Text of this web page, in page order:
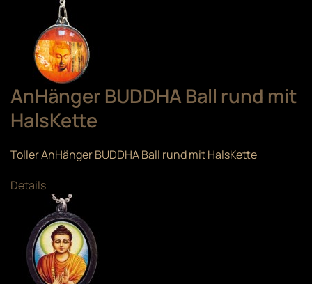
AnHänger BUDDHA Ball rund mit
HalsKette
Toller AnHänger BUDDHA Ball rund mit HalsKette
Details